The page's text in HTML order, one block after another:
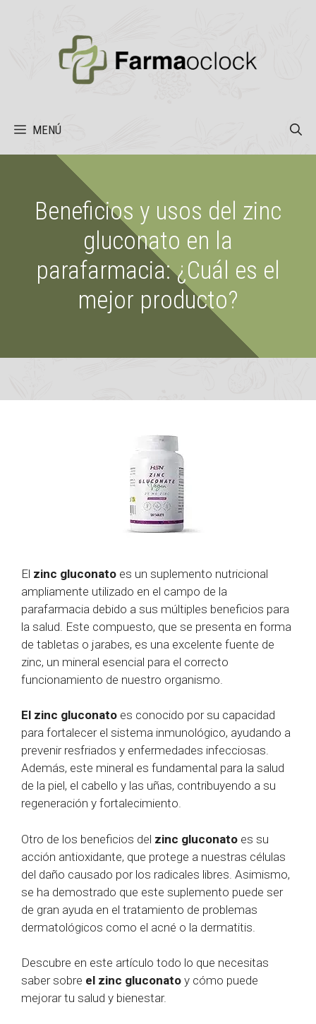
MENÚ
Beneficios y usos del zinc
gluconato en la
parafarmacia: ¿Cuál es el
mejor producto?
El zinc gluconato es un suplemento nutricional
ampliamente utilizado en el campo de la
parafarmacia debido a sus múltiples beneficios para
la salud. Este compuesto, que se presenta en forma
de tabletas o jarabes, es una excelente fuente de
zinc, un mineral esencial para el correcto
funcionamiento de nuestro organismo.
El zinc gluconato es conocido por su capacidad
para fortalecer el sistema inmunológico, ayudando a
prevenir resfriados y enfermedades infecciosas.
Además, este mineral es fundamental para la salud
de la piel, el cabello y las uñas, contribuyendo a su
regeneración y fortalecimiento.
Otro de los beneficios del zinc gluconato es su
acción antioxidante, que protege a nuestras células
del daño causado por los radicales libres. Asimismo,
se ha demostrado que este suplemento puede ser
de gran ayuda en el tratamiento de problemas
dermatológicos como el acné o la dermatitis.
Descubre en este artículo todo lo que necesitas
saber sobre el zinc gluconato y cómo puede
mejorar tu salud y bienestar.